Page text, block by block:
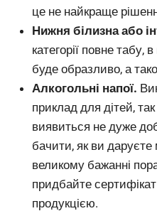
це не найкраще
Нижня білизна або
категорії повне табу,
буде образливо, а
Алкогольні напої.
приклад для дітей,
виявиться не дуже
бачити, як ви даруєте
великому бажанні
придбайте
продукцією.